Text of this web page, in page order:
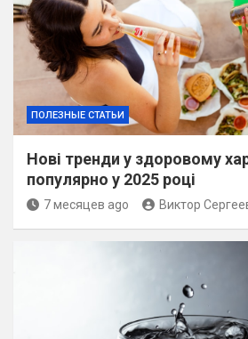
ПОЛЕЗНЫЕ СТАТЬИ
Нові тренди у здоровому
популярно у 2025 році
7 месяцев ago Виктор